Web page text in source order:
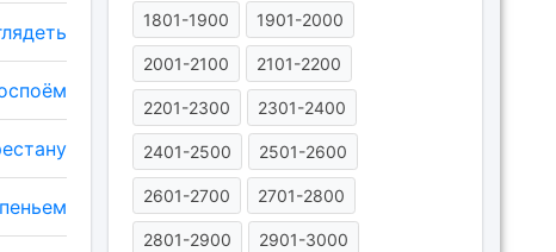
1801-1900 1901-2000
2001-2100 2101-2200
2201-2300 2301-2400
2401-2500 2501-2600
2601-2700 2701-2800
2801-2900 2901-3000